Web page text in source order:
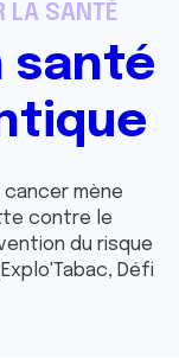
LA SANTÉ
santé
cancer mène
contre le
du risque
Défi